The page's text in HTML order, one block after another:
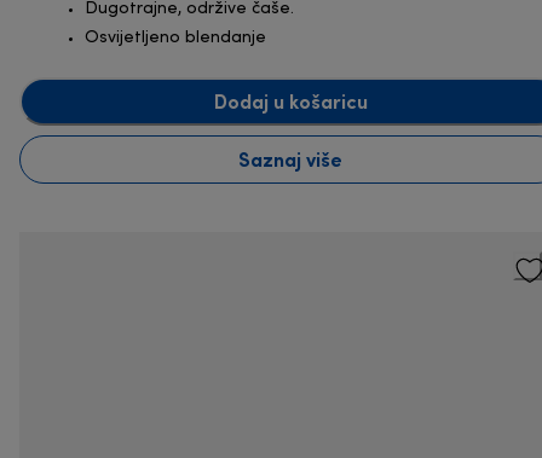
Dugotrajne, održive čaše.
Osvijetljeno blendanje
Dodaj u košaricu
Saznaj više